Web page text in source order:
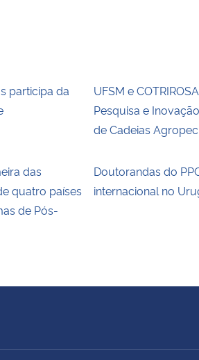
participa da
UFSM e
Pesquisa e
de Cadeias
das
quatro países
de Pós-
Doutorandas do
internacional no